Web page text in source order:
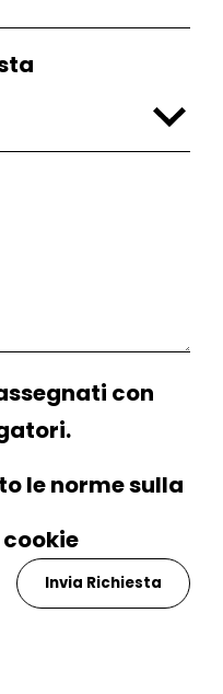
con
le norme sulla
cookie